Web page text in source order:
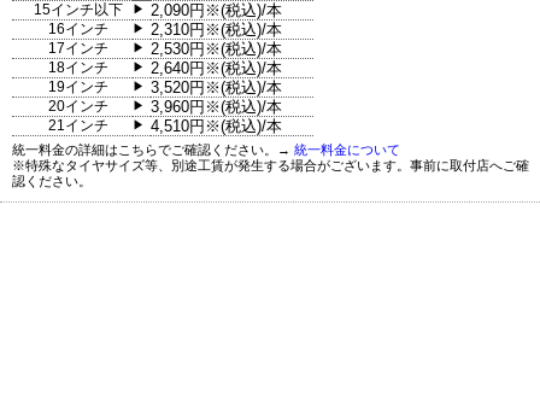
15インチ以下
▶ 2,090円※(税込)/本
16インチ ▶ 2,310円※(税込)/本
17インチ ▶ 2,530円※(税込)/本
18インチ ▶ 2,640円※(税込)/本
19インチ ▶ 3,520円※(税込)/本
20インチ ▶ 3,960円※(税込)/本
21インチ ▶ 4,510円※(税込)/本
統一料金の詳細はこちらでご確認ください。→ 統一料金について
※特殊なタイヤサイズ等、別途工賃が発生する場合がございます。事前に取付店へご確
認ください。